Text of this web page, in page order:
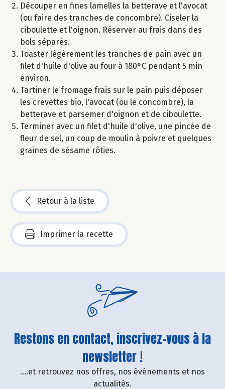
Découper en fines lamelles la betterave et l'avocat
(ou faire des tranches de concombre). Ciseler la
ciboulette et l'oignon. Réserver au frais dans des
bols séparés.
Toaster légèrement les tranches de pain avec un
filet d'huile d'olive au four à 180°C pendant 5 min
environ.
Tartiner le fromage frais sur le pain puis déposer
les crevettes bio, l'avocat (ou le concombre), la
betterave et parsemer d'oignon et de ciboulette.
Terminer avec un filet d'huile d'olive, une pincée de
fleur de sel, un coup de moulin à poivre et quelques
graines de sésame rôties.
Retour à la liste
Imprimer la recette
Restons en contact, inscrivez-vous à la
newsletter !
....et retrouvez nos offres, nos événements et nos
actualités.